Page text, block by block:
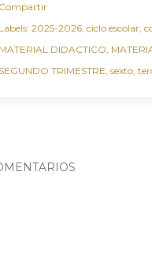
2025-2026 ciclo escolar
DIDACTICO
TRIMESTRE sexto